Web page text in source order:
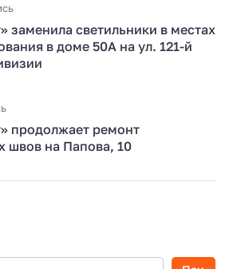
заменила светильники в местах
в доме 50А на ул. 121-й
продолжает ремонт
швов на Папова, 10